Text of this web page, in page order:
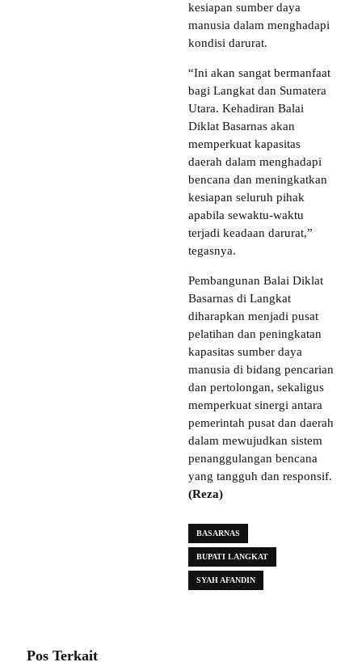
kesiapan sumber daya
manusia dalam menghadapi
kondisi darurat.
“Ini akan sangat bermanfaat
bagi Langkat dan Sumatera
Utara. Kehadiran Balai
Diklat Basarnas akan
memperkuat kapasitas
daerah dalam menghadapi
bencana dan meningkatkan
kesiapan seluruh pihak
apabila sewaktu-waktu
terjadi keadaan darurat,”
tegasnya.
Pembangunan Balai Diklat
Basarnas di Langkat
diharapkan menjadi pusat
pelatihan dan peningkatan
kapasitas sumber daya
manusia di bidang pencarian
dan pertolongan, sekaligus
memperkuat sinergi antara
pemerintah pusat dan daerah
dalam mewujudkan sistem
penanggulangan bencana
yang tangguh dan responsif.
(Reza)
BASARNAS
BUPATI LANGKAT
SYAH AFANDIN
Pos Terkait